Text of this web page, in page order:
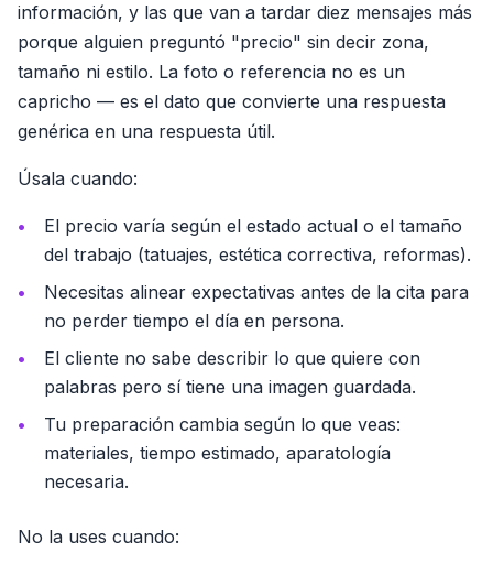
información, y las que van a tardar diez mensajes más
porque alguien preguntó "precio" sin decir zona,
tamaño ni estilo. La foto o referencia no es un
capricho — es el dato que convierte una respuesta
genérica en una respuesta útil.
Úsala cuando:
El precio varía según el estado actual o el tamaño
del trabajo (tatuajes, estética correctiva, reformas).
Necesitas alinear expectativas antes de la cita para
no perder tiempo el día en persona.
El cliente no sabe describir lo que quiere con
palabras pero sí tiene una imagen guardada.
Tu preparación cambia según lo que veas:
materiales, tiempo estimado, aparatología
necesaria.
No la uses cuando: